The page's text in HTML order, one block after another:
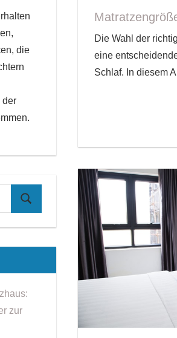
Die Wahl der
eine
Schlaf. In diesem
die
der
zur